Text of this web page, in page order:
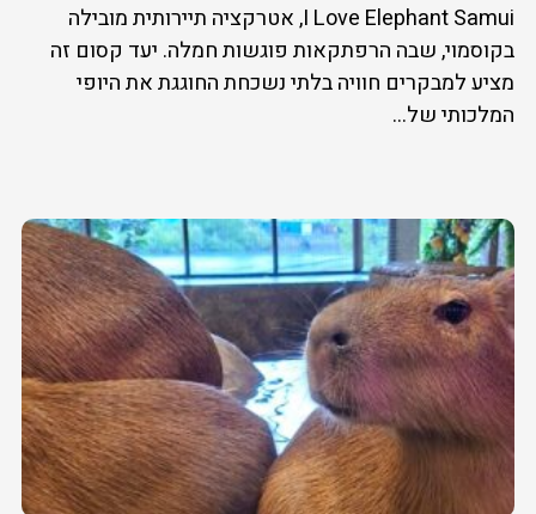
I Love Elephant Samui, אטרקציה תיירותית מובילה
בקוסמוי, שבה הרפתקאות פוגשות חמלה. יעד קסום זה
מציע למבקרים חוויה בלתי נשכחת החוגגת את היופי
המלכותי של...